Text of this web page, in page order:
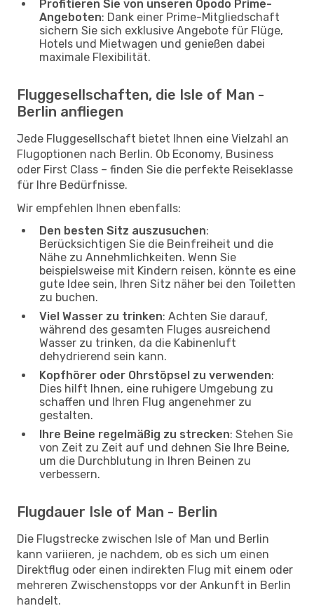
Profitieren Sie von unseren Opodo Prime-
Angeboten: Dank einer Prime-Mitgliedschaft
sichern Sie sich exklusive Angebote für Flüge,
Hotels und Mietwagen und genießen dabei
maximale Flexibilität.
Fluggesellschaften, die Isle of Man -
Berlin anfliegen
Jede Fluggesellschaft bietet Ihnen eine Vielzahl an
Flugoptionen nach Berlin. Ob Economy, Business
oder First Class – finden Sie die perfekte Reiseklasse
für Ihre Bedürfnisse.
Wir empfehlen Ihnen ebenfalls:
Den besten Sitz auszusuchen:
Berücksichtigen Sie die Beinfreiheit und die
Nähe zu Annehmlichkeiten. Wenn Sie
beispielsweise mit Kindern reisen, könnte es eine
gute Idee sein, Ihren Sitz näher bei den Toiletten
zu buchen.
Viel Wasser zu trinken: Achten Sie darauf,
während des gesamten Fluges ausreichend
Wasser zu trinken, da die Kabinenluft
dehydrierend sein kann.
Kopfhörer oder Ohrstöpsel zu verwenden:
Dies hilft Ihnen, eine ruhigere Umgebung zu
schaffen und Ihren Flug angenehmer zu
gestalten.
Ihre Beine regelmäßig zu strecken: Stehen Sie
von Zeit zu Zeit auf und dehnen Sie Ihre Beine,
um die Durchblutung in Ihren Beinen zu
verbessern.
Flugdauer Isle of Man - Berlin
Die Flugstrecke zwischen Isle of Man und Berlin
kann variieren, je nachdem, ob es sich um einen
Direktflug oder einen indirekten Flug mit einem oder
mehreren Zwischenstopps vor der Ankunft in Berlin
handelt.